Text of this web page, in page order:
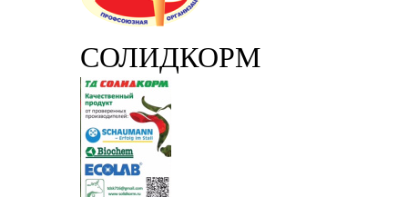
СОЛИДКОРМ